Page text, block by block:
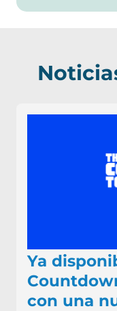
Ya
con una